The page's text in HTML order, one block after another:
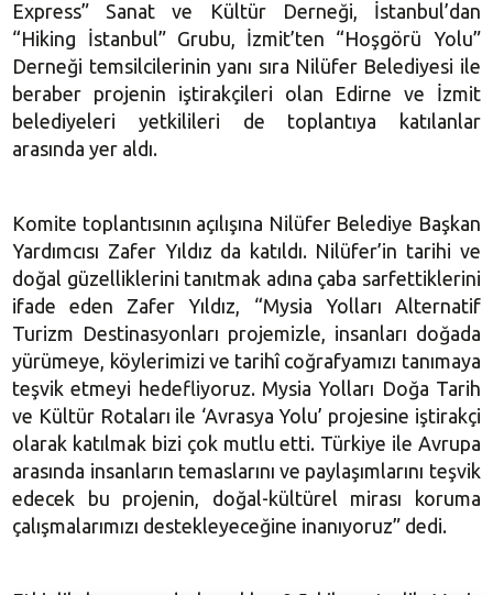
Express” Sanat ve Kültür Derneği, İstanbul’dan
“Hiking İstanbul” Grubu, İzmit’ten “Hoşgörü Yolu”
Derneği temsilcilerinin yanı sıra Nilüfer Belediyesi ile
beraber projenin iştirakçileri olan Edirne ve İzmit
belediyeleri yetkilileri de toplantıya katılanlar
arasında yer aldı.
Komite toplantısının açılışına Nilüfer Belediye Başkan
Yardımcısı Zafer Yıldız da katıldı. Nilüfer’in tarihi ve
doğal güzelliklerini tanıtmak adına çaba sarfettiklerini
ifade eden Zafer Yıldız, “Mysia Yolları Alternatif
Turizm Destinasyonları projemizle, insanları doğada
yürümeye, köylerimizi ve tarihî coğrafyamızı tanımaya
teşvik etmeyi hedefliyoruz. Mysia Yolları Doğa Tarih
ve Kültür Rotaları ile ‘Avrasya Yolu’ projesine iştirakçi
olarak katılmak bizi çok mutlu etti. Türkiye ile Avrupa
arasında insanların temaslarını ve paylaşımlarını teşvik
edecek bu projenin, doğal-kültürel mirası koruma
çalışmalarımızı destekleyeceğine inanıyoruz” dedi.